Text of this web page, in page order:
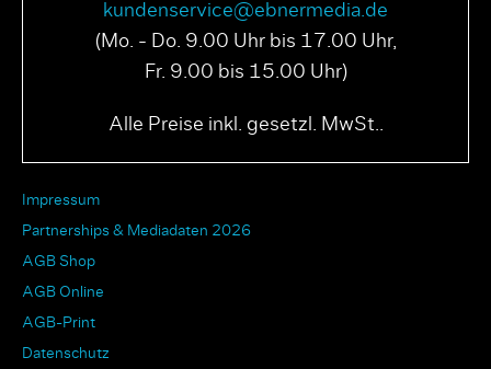
kundenservice@ebnermedia.de
(Mo. - Do. 9.00 Uhr bis 17.00 Uhr,
Fr. 9.00 bis 15.00 Uhr)
Alle Preise inkl. gesetzl. MwSt..
Impressum
Partnerships & Mediadaten 2026
AGB Shop
AGB Online
AGB-Print
Datenschutz